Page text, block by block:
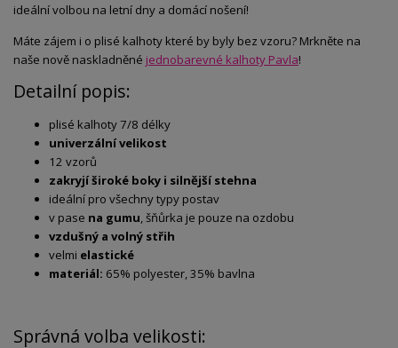
ideální volbou na letní dny a domácí nošení!
Máte zájem i o plisé kalhoty které by byly bez vzoru? Mrkněte na
naše nově naskladněné jednobarevné kalhoty Pavla!
Detailní popis:
plisé kalhoty 7/8 délky
univerzální velikost
12 vzorů
zakryjí široké boky i silnější stehna
ideální pro všechny typy postav
v pase na gumu, šňůrka je pouze na ozdobu
vzdušný a volný střih
velmi elastické
materiál: 65% polyester, 35% bavlna
Správná volba velikosti: